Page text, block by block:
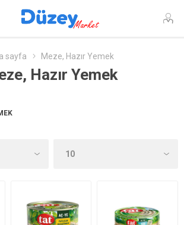
sayfa Meze, Hazır Yemek
Hazır Yemek